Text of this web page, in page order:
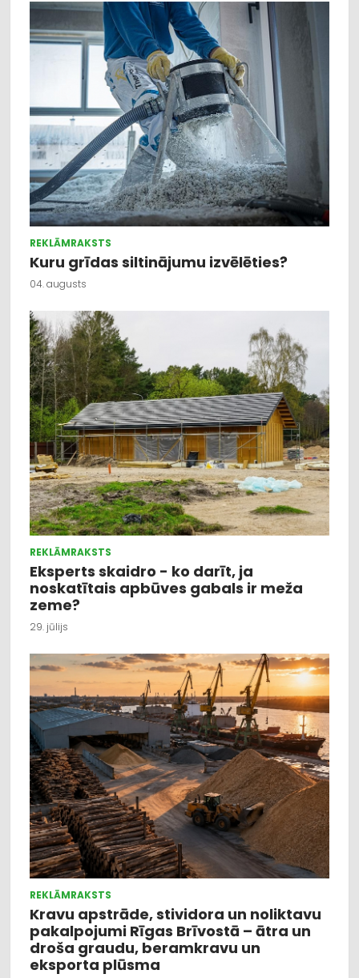
REKLĀMRAKSTS
Kuru grīdas siltinājumu izvēlēties?
04. augusts
REKLĀMRAKSTS
Eksperts skaidro - ko darīt, ja
noskatītais apbūves gabals ir meža
zeme?
29. jūlijs
REKLĀMRAKSTS
Kravu apstrāde, stividora un noliktavu
pakalpojumi Rīgas Brīvostā – ātra un
droša graudu, beramkravu un
eksporta plūsma